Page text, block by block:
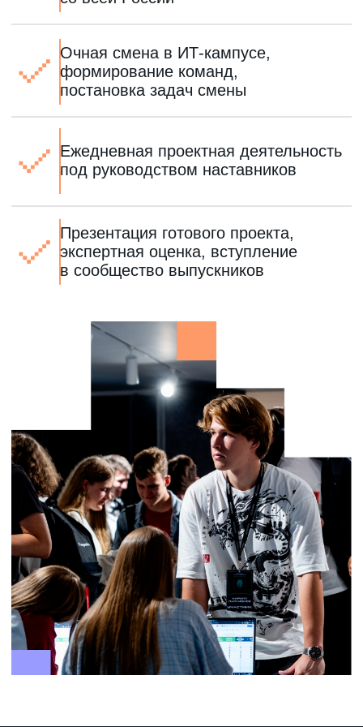
Программы обучения
О Нижнем Новгороде
Студенческая жизнь
Поступающим
Об ИТ-кампусе